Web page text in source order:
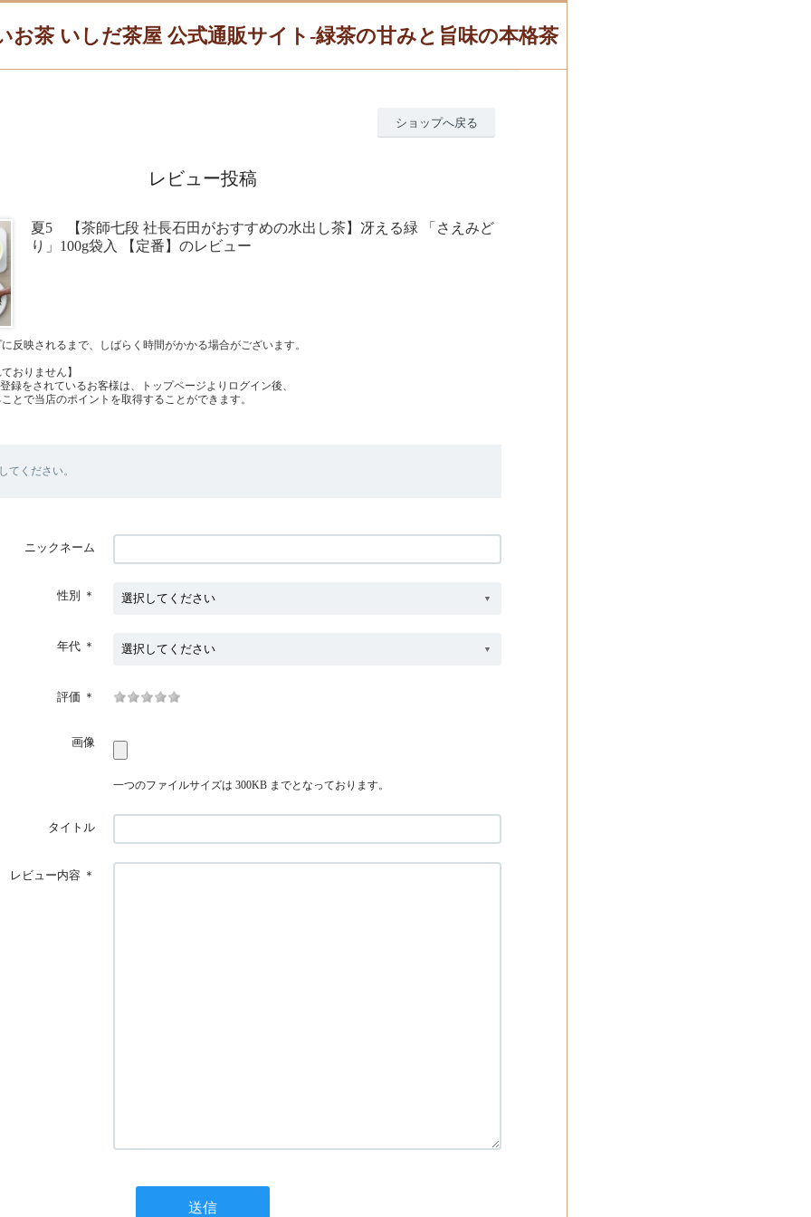
お茶 いしだ茶屋 公式通販サイト-緑茶の甘みと旨味の本格茶
ショップへ戻る
レビュー投稿
夏5 【茶師七段 社長石田がおすすめの水出し茶】冴える緑 「さえみど
り」100g袋入 【定番】のレビュー
反映されるまで、しばらく時間がかかる場合がございます。
おりません】
録をされているお客様は、トップページよりログイン後、
とで当店のポイントを取得することができます。
てください。
ニックネーム
性別 ＊
年代 ＊
評価 ＊
画像
一つのファイルサイズは 300KB までとなっております。
タイトル
レビュー内容 ＊